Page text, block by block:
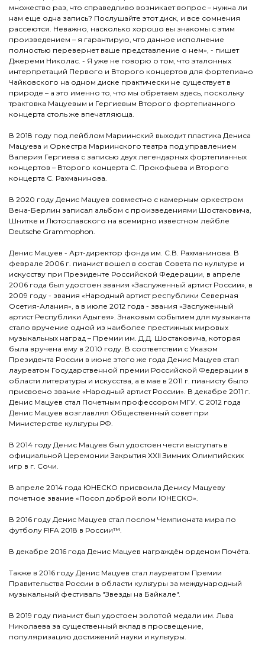
множество раз, что справедливо возникает вопрос – нужна ли
нам еще одна запись? Послушайте этот диск, и все сомнения
рассеются. Неважно, насколько хорошо вы знакомы с этим
произведением – я гарантирую, что данное исполнение
полностью перевернет ваше представление о нем», - пишет
Джереми Николас. - Я уже не говорю о том, что эталонных
интерпретаций Первого и Второго концертов для фортепиано
Чайковского на одном диске практически не существует в
природе – а это именно то, что мы обретаем здесь, поскольку
трактовка Мацуевым и Гергиевым Второго фортепианного
концерта столь же впечатляюща.
В 2018 году под лейблом Мариинский выходит пластика Дениса
Мацуева и Оркестра Мариинского театра под управлением
Валерия Гергиева с записью двух легендарных фортепианных
концертов – Второго концерта С. Прокофьева и Второго
концерта С. Рахманинова.
В 2020 году Денис Мацуев совместно с камерным оркестром
Вена-Берлин записал альбом с произведениями Шостаковича,
Шнитке и Лютославского на всемирно известном лейбле
Deutsche Grammophon.
Денис Мацуев - Арт-директор фонда им. С.В. Рахманинова. В
феврале 2006 г. пианист вошел в состав Совета по культуре и
искусству при Президенте Российской Федерации, в апреле
2006 года был удостоен звания «Заслуженный артист России», в
2009 году - звания «Народный артист республики Северная
Осетия-Алания», а в июле 2012 года - звания «Заслуженный
артист Республики Адыгея». Знаковым событием для музыканта
стало вручение одной из наиболее престижных мировых
музыкальных наград – Премии им. Д.Д. Шостаковича, которая
была вручена ему в 2010 году. В соответствии с Указом
Президента России в июне этого же года Денис Мацуев стал
лауреатом Государственной премии Российской Федерации в
области литературы и искусства, а в мае в 2011 г. пианисту было
присвоено звание «Народный артист России». В декабре 2011 г.
Денис Мацуев стал Почетным профессором МГУ. С 2012 года
Денис Мацуев возглавлял Общественный совет при
Министерстве культуры РФ.
В 2014 году Денис Мацуев был удостоен чести выступать в
официальной Церемонии Закрытия XXII Зимних Олимпийских
игр в г. Сочи.
В апреле 2014 года ЮНЕСКО присвоила Денису Мацуеву
почетное звание «Посол доброй воли ЮНЕСКО».
В 2016 году Денис Мацуев стал послом Чемпионата мира по
футболу FIFA 2018 в России™.
В декабре 2016 года Денис Мацуев награждён орденом Почёта.
Также в 2016 году Денис Мацуев стал лауреатом Премии
Правительства России в области культуры за международный
музыкальный фестиваль "Звезды на Байкале".
В 2019 году пианист был удостоен золотой медали им. Льва
Николаева за существенный вклад в просвещение,
популяризацию достижений науки и культуры.